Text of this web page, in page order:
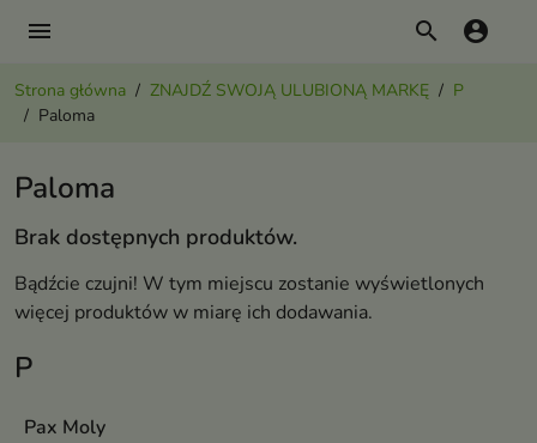
menu search account_circle
Strona główna ZNAJDŹ SWOJĄ ULUBIONĄ MARKĘ
P
Paloma
P
Pax Moly
Paloma
Brak dostępnych produktów.
Bądźcie czujni! W tym miejscu zostanie wyświetlonych
więcej produktów w miarę ich dodawania.